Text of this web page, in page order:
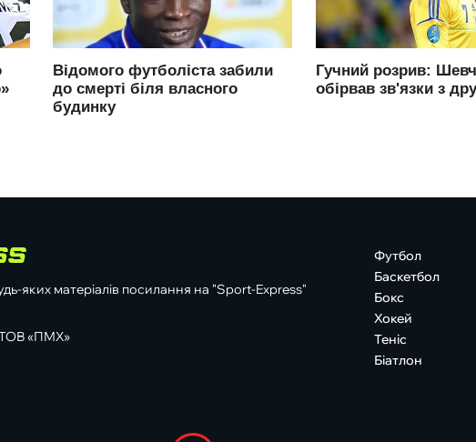
яких матеріалів посилання на "Sport-Express"
ТОВ «ПМХ»
Футбол
Баскетбол
Бокс
Хокей
Теніс
Біатлон